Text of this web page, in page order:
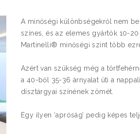
A minőségi különbségekről nem
színes, és az elemes gyártók 10-
Martinelli® minőségi szint több
Azért van szükség még a
a 40-ből 35-36 árnyalat üti a
dísztárgyai színének zömét.
Egy ilyen ‘apróság’ pedig képes